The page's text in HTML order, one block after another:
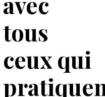
tous
ceux qui